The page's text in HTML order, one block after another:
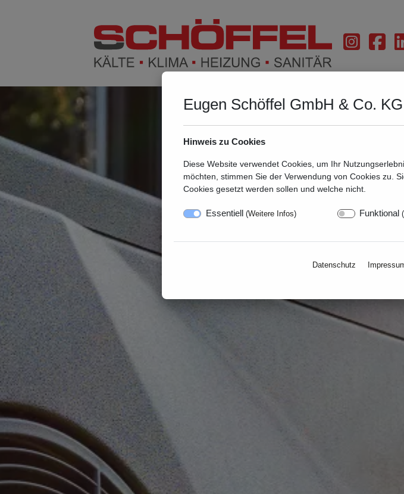
Eugen Schöffel GmbH & Co. KG
Hinweis zu Cookies
Diese Website verwendet Cookies, um Ihr
möchten, stimmen Sie der Verwendung von Cookies zu.
Cookies gesetzt werden sollen und welche nicht.
Essentiell (Weitere Infos) Funktional(
Datenschutz